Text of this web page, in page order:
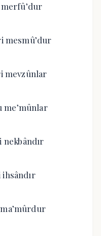
mesmû’dur
mevzûnlar
me’mûnlar
nekbândır